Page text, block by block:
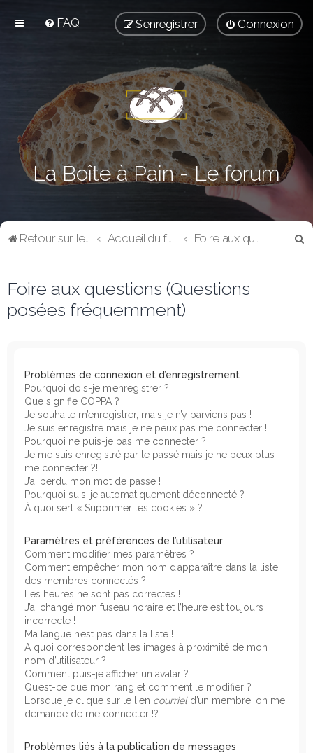
FAQ Connexion
S’enregistrer
La Boîte à Pain - Le forum
Retour sur le blog Accueil du forum Foire aux questions (Questions posées fréquemment)
Foire aux questions (Questions
posées fréquemment)
Problèmes de connexion et d’enregistrement
Pourquoi dois-je m’enregistrer ?
Que signifie COPPA ?
Je souhaite m’enregistrer, mais je n’y parviens pas !
Je suis enregistré mais je ne peux pas me connecter !
Pourquoi ne puis-je pas me connecter ?
Je me suis enregistré par le passé mais je ne peux plus
me connecter ?!
J’ai perdu mon mot de passe !
Pourquoi suis-je automatiquement déconnecté ?
À quoi sert « Supprimer les cookies » ?
Paramètres et préférences de l’utilisateur
Comment modifier mes paramètres ?
Comment empêcher mon nom d’apparaître dans la liste
des membres connectés ?
Les heures ne sont pas correctes !
J’ai changé mon fuseau horaire et l’heure est toujours
incorrecte !
Ma langue n’est pas dans la liste !
A quoi correspondent les images à proximité de mon
nom d’utilisateur ?
Comment puis-je afficher un avatar ?
Qu’est-ce que mon rang et comment le modifier ?
Lorsque je clique sur le lien courrield’un membre, on me
demande de me connecter !?
Problèmes liés à la publication de messages